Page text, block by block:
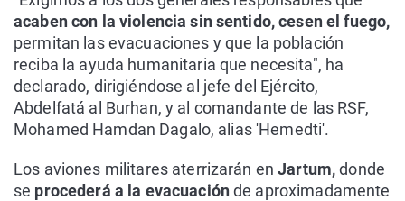
acaben con la violencia sin sentido, cesen el fuego,
permitan las evacuaciones y que la población
reciba la ayuda humanitaria que necesita", ha
declarado, dirigiéndose al jefe del Ejército,
Abdelfatá al Burhan, y al comandante de las RSF,
Mohamed Hamdan Dagalo, alias 'Hemedti'.
Los aviones militares aterrizarán enJartum,donde
se procederá a la evacuaciónde aproximadamente